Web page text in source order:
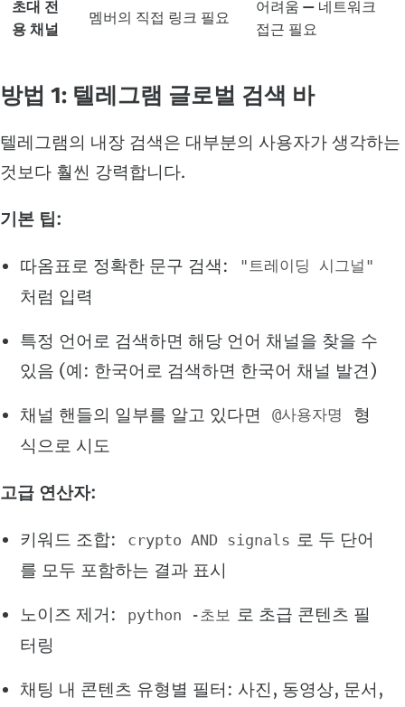
초대 전
용 채널
멤버의 직접 링크 필요
어려움 — 네트워크
접근 필요
방법 1: 텔레그램 글로벌 검색 바
텔레그램의 내장 검색은 대부분의 사용자가 생각하는
것보다 훨씬 강력합니다.
기본 팁:
따옴표로 정확한 문구 검색: "트레이딩 시그널"
처럼 입력
특정 언어로 검색하면 해당 언어 채널을 찾을 수
있음 (예: 한국어로 검색하면 한국어 채널 발견)
채널 핸들의 일부를 알고 있다면 @사용자명
형
식으로 시도
고급 연산자:
키워드 조합: crypto AND signals 로 두 단어
를 모두 포함하는 결과 표시
노이즈 제거: python -초보 로 초급 콘텐츠 필
터링
채팅 내 콘텐츠 유형별 필터: 사진, 동영상, 문서,